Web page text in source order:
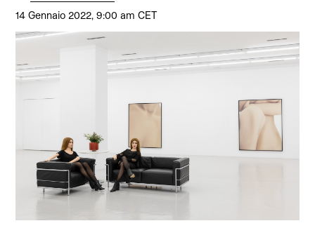
14 Gennaio 2022, 9:00 am CET